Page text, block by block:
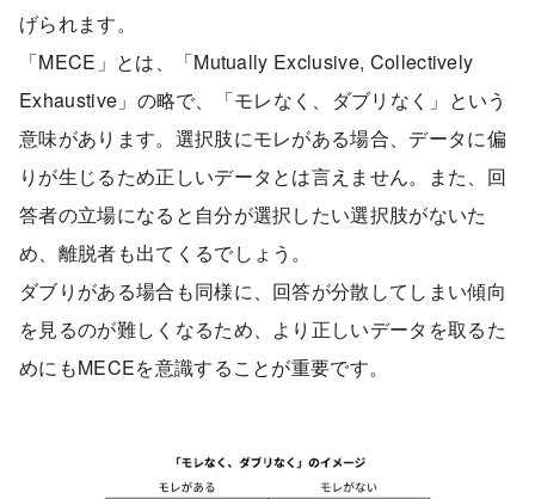
げられます。
「MECE」とは、「Mutually Exclusive, Collectively
Exhaustive」の略で、「モレなく、ダブリなく」という
意味があります。選択肢にモレがある場合、データに偏
りが生じるため正しいデータとは言えません。また、回
答者の立場になると自分が選択したい選択肢がないた
め、離脱者も出てくるでしょう。
ダブりがある場合も同様に、回答が分散してしまい傾向
を見るのが難しくなるため、より正しいデータを取るた
めにもMECEを意識することが重要です。